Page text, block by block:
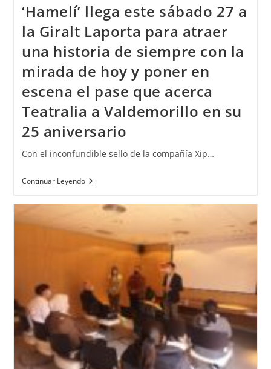
‘Hamelí’ llega este sábado 27 a
la Giralt Laporta para atraer
una historia de siempre con la
mirada de hoy y poner en
escena el pase que acerca
Teatralia a Valdemorillo en su
25 aniversario
Con el inconfundible sello de la compañía Xip…
Continuar Leyendo